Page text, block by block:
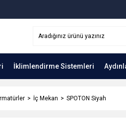
İklimlendirme Sistemleri
İç Mekan SPOTON Siyah